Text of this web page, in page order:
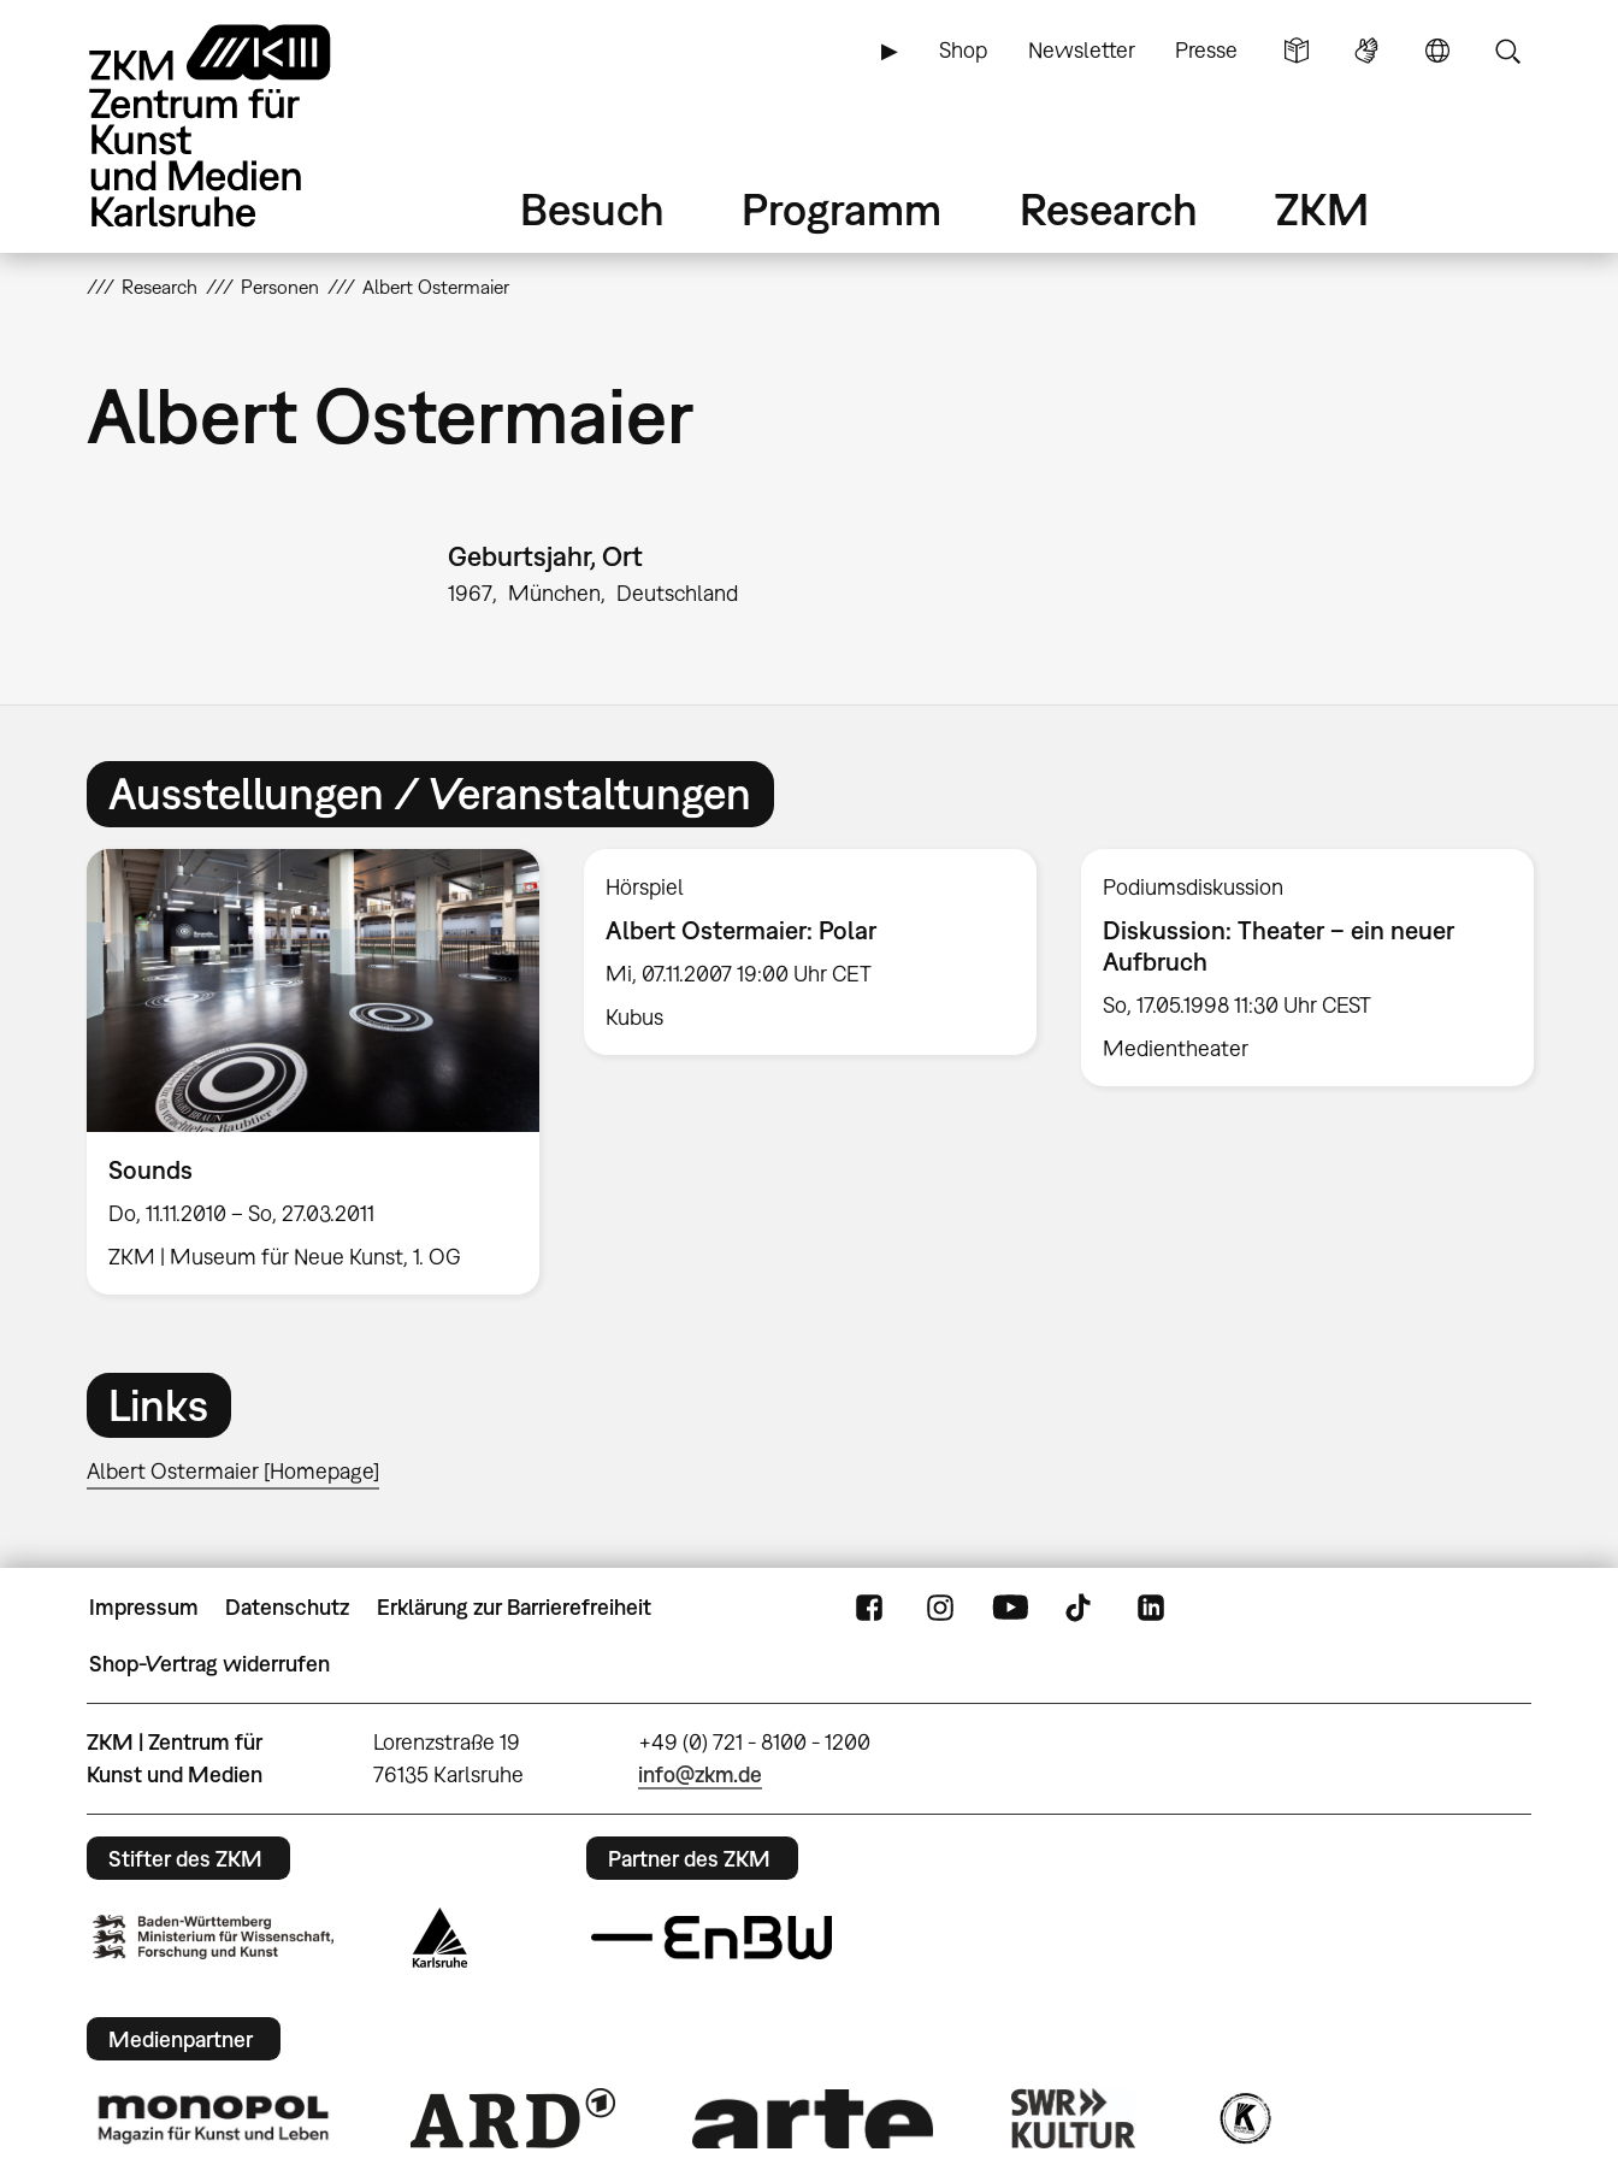
▶ Shop Newsletter Presse
Besuch Programm Research ZKM
Research Personen Albert Ostermaier
Albert Ostermaier
Geburtsjahr, Ort
1967 München Deutschland
Ausstellungen / Veranstaltungen
Sounds
Do, 11.11.2010 – So, 27.03.2011
ZKM | Museum für Neue Kunst, 1. OG
Hörspiel
Albert Ostermaier: Polar
Mi, 07.11.2007 19:00 Uhr CET
Kubus
Podiumsdiskussion
Diskussion: Theater – ein neuer
Aufbruch
So, 17.05.1998 11:30 Uhr CEST
Medientheater
Links
Albert Ostermaier [Homepage]
Impressum Datenschutz Erklärung zur Barrierefreiheit
Shop-Vertrag widerrufen
ZKM | Zentrum für
Kunst und Medien
Lorenzstraße 19
76135 Karlsruhe
+49 (0) 721 - 8100 - 1200
info@zkm.de
Stifter des ZKM Partner des ZKM
Medienpartner